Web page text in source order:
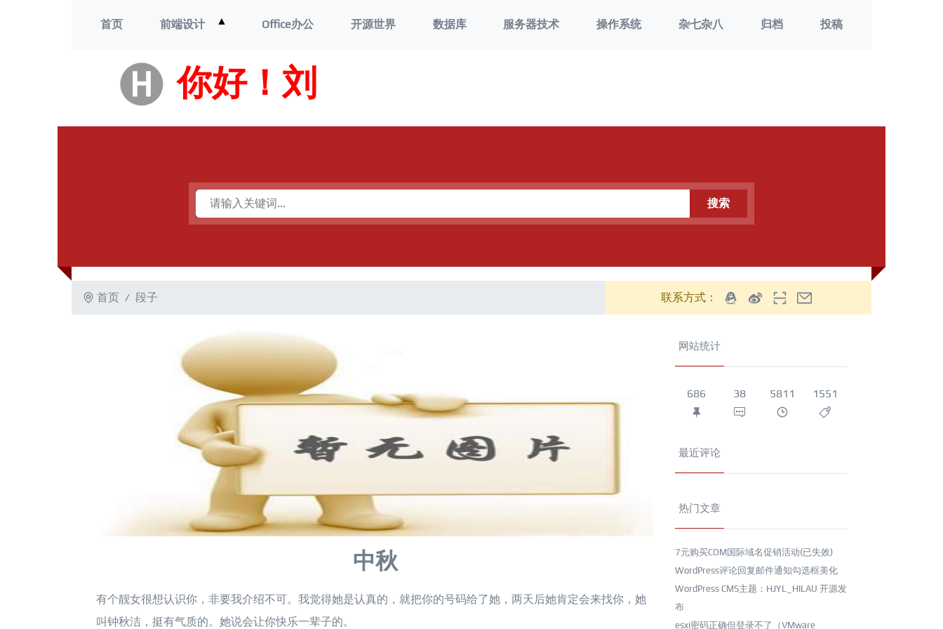
你好！刘
首页 前端设计 ▲
单
Office办公 开源世界 数据库 服务器技术 操作系统 杂七杂八 归档 投稿
搜索
首页 段子 联系方式：
中秋
有个靓女很想认识你，非要我介绍不可。我觉得她是认真的，就把你的号码给了她，两天后她肯定会来找你，她
叫钟秋洁，挺有气质的。她说会让你快乐一辈子的。
网站统计
686 38 5811 1551
最近评论
热门文章
7元购买COM国际域名促销活动(已失效)
WordPress评论回复邮件通知勾选框美化
WordPress CMS主题：HJYL_HILAU 开源发
布
esxi密码正确但登录不了（VMware